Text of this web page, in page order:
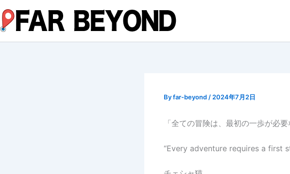
容
を
ス
Byfar-beyond / 2024年7月2日
「全ての冒険は、最初の一歩が必要
“Every adventure requires a first